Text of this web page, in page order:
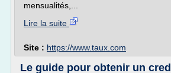
mensualités,...
Lire la suite
Site : https://www.taux.com
Le guide pour obtenir un